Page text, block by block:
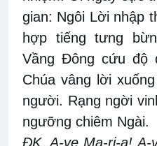
gian: Ngôi Lời nhập
hợp tiếng tưng
Vầng Đông cứu độ
Chúa vâng lời
người. Rạng ngời
ngưỡng chiêm Ngài.
ĐK. A-ve Ma-ri-a! A-